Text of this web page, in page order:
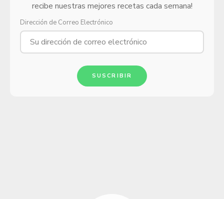
recibe nuestras mejores recetas cada semana!
Dirección de Correo Electrónico
SUSCRIBIR